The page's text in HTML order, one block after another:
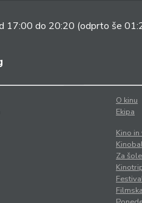
17:00 do 20:20 (odprto še
O kinu
Ekipa
Kino in
Za šole